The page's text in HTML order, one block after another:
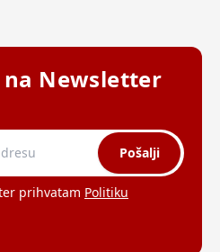
Newsletter
Pošalji
prihvatam Politiku